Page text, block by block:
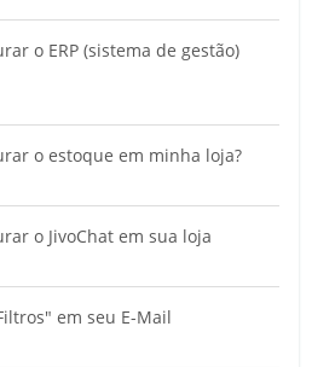
o ERP (sistema de gestão)
o estoque em minha loja?
o JivoChat em sua loja
em seu E-Mail